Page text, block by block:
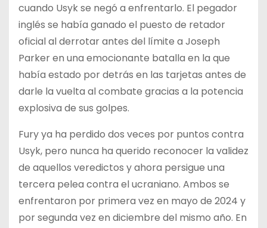
cuando Usyk se negó a enfrentarlo. El pegador
inglés se había ganado el puesto de retador
oficial al derrotar antes del límite a Joseph
Parker en una emocionante batalla en la que
había estado por detrás en las tarjetas antes de
darle la vuelta al combate gracias a la potencia
explosiva de sus golpes.
Fury ya ha perdido dos veces por puntos contra
Usyk, pero nunca ha querido reconocer la validez
de aquellos veredictos y ahora persigue una
tercera pelea contra el ucraniano. Ambos se
enfrentaron por primera vez en mayo de 2024 y
por segunda vez en diciembre del mismo año. En